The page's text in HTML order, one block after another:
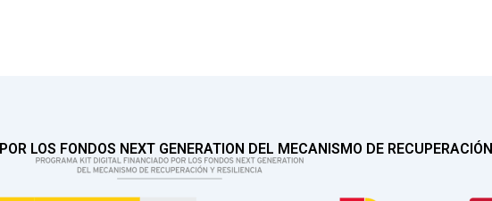
LOS FONDOS NEXT GENERATION DEL MECANISMO DE